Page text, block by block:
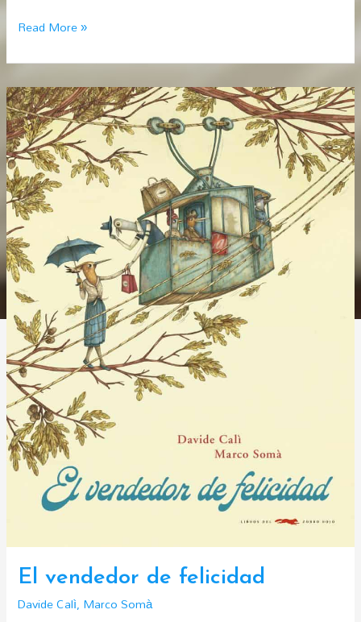
Cosas
no
hacen
los
mayores
Read More »
El vendedor de felicidad
Davide Calì, Marco Somà